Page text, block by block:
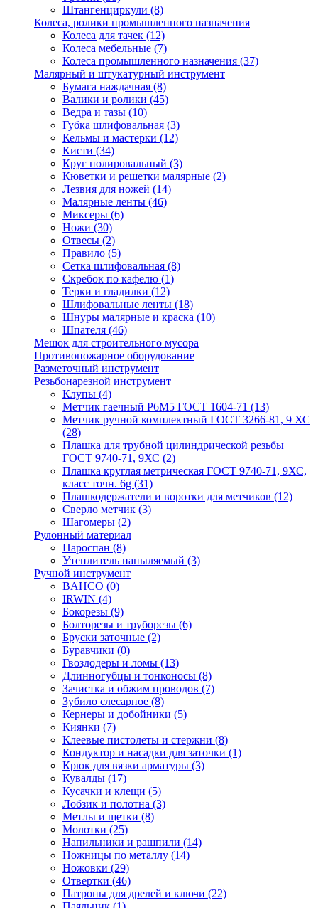
Штангенциркули (8)
Колеса, ролики промышленного назначения
Колеса для тачек (12)
Колеса мебельные (7)
Колеса промышленного назначения (37)
Малярный и штукатурный инструмент
Бумага наждачная (8)
Валики и ролики (45)
Ведра и тазы (10)
Губка шлифовальная (3)
Кельмы и мастерки (12)
Кисти (34)
Круг полировальный (3)
Кюветки и решетки малярные (2)
Лезвия для ножей (14)
Малярные ленты (46)
Миксеры (6)
Ножи (30)
Отвесы (2)
Правило (5)
Сетка шлифовальная (8)
Скребок по кафелю (1)
Терки и гладилки (12)
Шлифовальные ленты (18)
Шнуры малярные и краска (10)
Шпателя (46)
Мешок для строительного мусора
Противопожарное оборудование
Разметочный инструмент
Резьбонарезной инструмент
Клупы (4)
Метчик гаечный Р6М5 ГОСТ 1604-71 (13)
Метчик ручной комплектный ГОСТ 3266-81, 9 ХС
(28)
Плашка для трубной цилиндрической резьбы
ГОСТ 9740-71, 9ХС (2)
Плашка круглая метрическая ГОСТ 9740-71, 9ХС,
класс точн. 6g (31)
Плашкодержатели и воротки для метчиков (12)
Сверло метчик (3)
Шагомеры (2)
Рулонный материал
Пароспан (8)
Утеплитель напыляемый (3)
Ручной инструмент
BAHCO (0)
IRWIN (4)
Бокорезы (9)
Болторезы и труборезы (6)
Бруски заточные (2)
Буравчики (0)
Гвоздодеры и ломы (13)
Длинногубцы и тонконосы (8)
Зачистка и обжим проводов (7)
Зубило слесарное (8)
Кернеры и добойники (5)
Киянки (7)
Клеевые пистолеты и стержни (8)
Кондуктор и насадки для заточки (1)
Крюк для вязки арматуры (3)
Кувалды (17)
Кусачки и клещи (5)
Лобзик и полотна (3)
Метлы и щетки (8)
Молотки (25)
Напильники и рашпили (14)
Ножницы по металлу (14)
Ножовки (29)
Отвертки (46)
Патроны для дрелей и ключи (22)